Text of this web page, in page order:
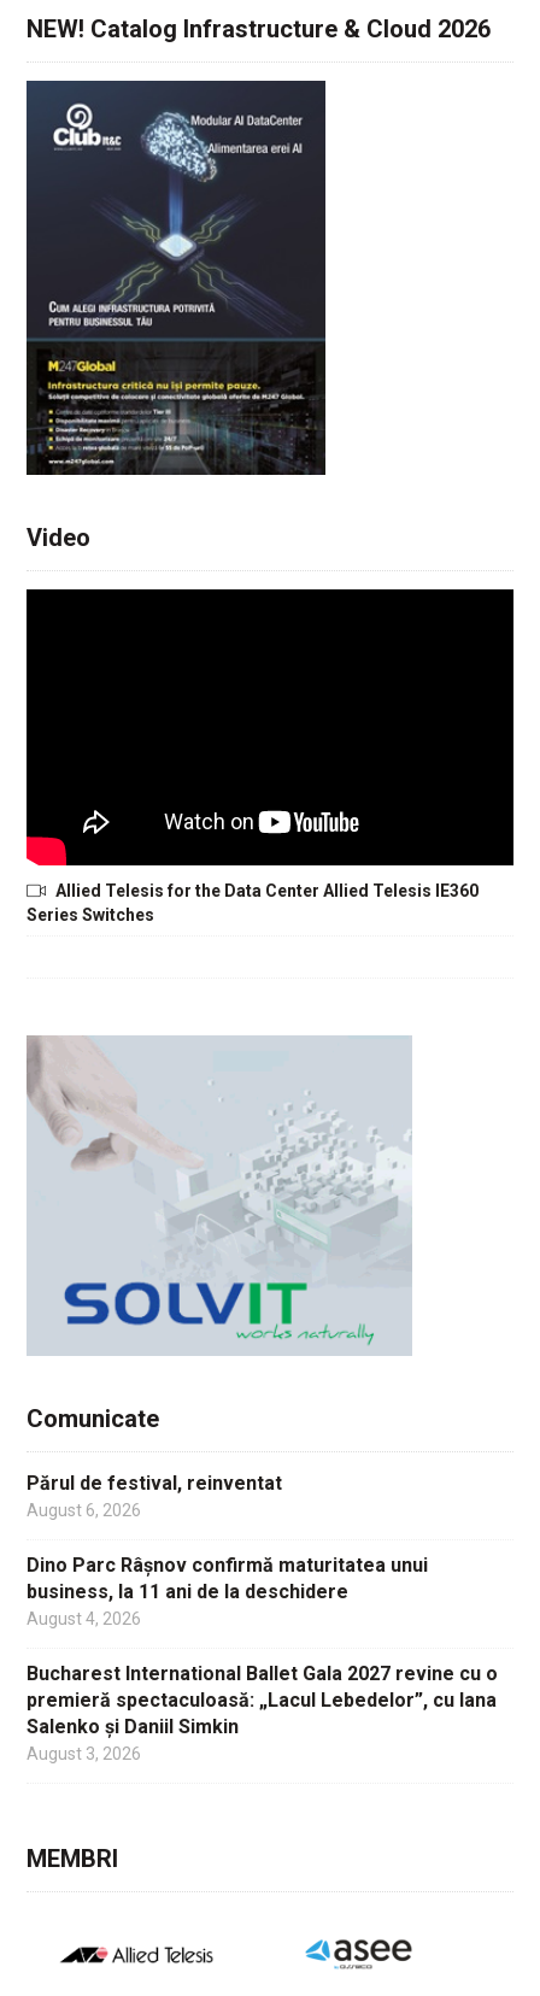
NEW! Catalog Infrastructure & Cloud 2026
Video
Allied Telesis for the Data Center Allied Telesis IE360
Series Switches
Comunicate
Părul de festival, reinventat
August 6, 2026
Dino Parc Râșnov confirmă maturitatea unui
business, la 11 ani de la deschidere
August 4, 2026
Bucharest International Ballet Gala 2027 revine cu o
premieră spectaculoasă: „Lacul Lebedelor”, cu Iana
Salenko și Daniil Simkin
August 3, 2026
MEMBRI